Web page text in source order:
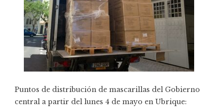
Puntos de distribución de mascarillas del Gobierno
central a partir del lunes 4 de mayo en Ubrique: